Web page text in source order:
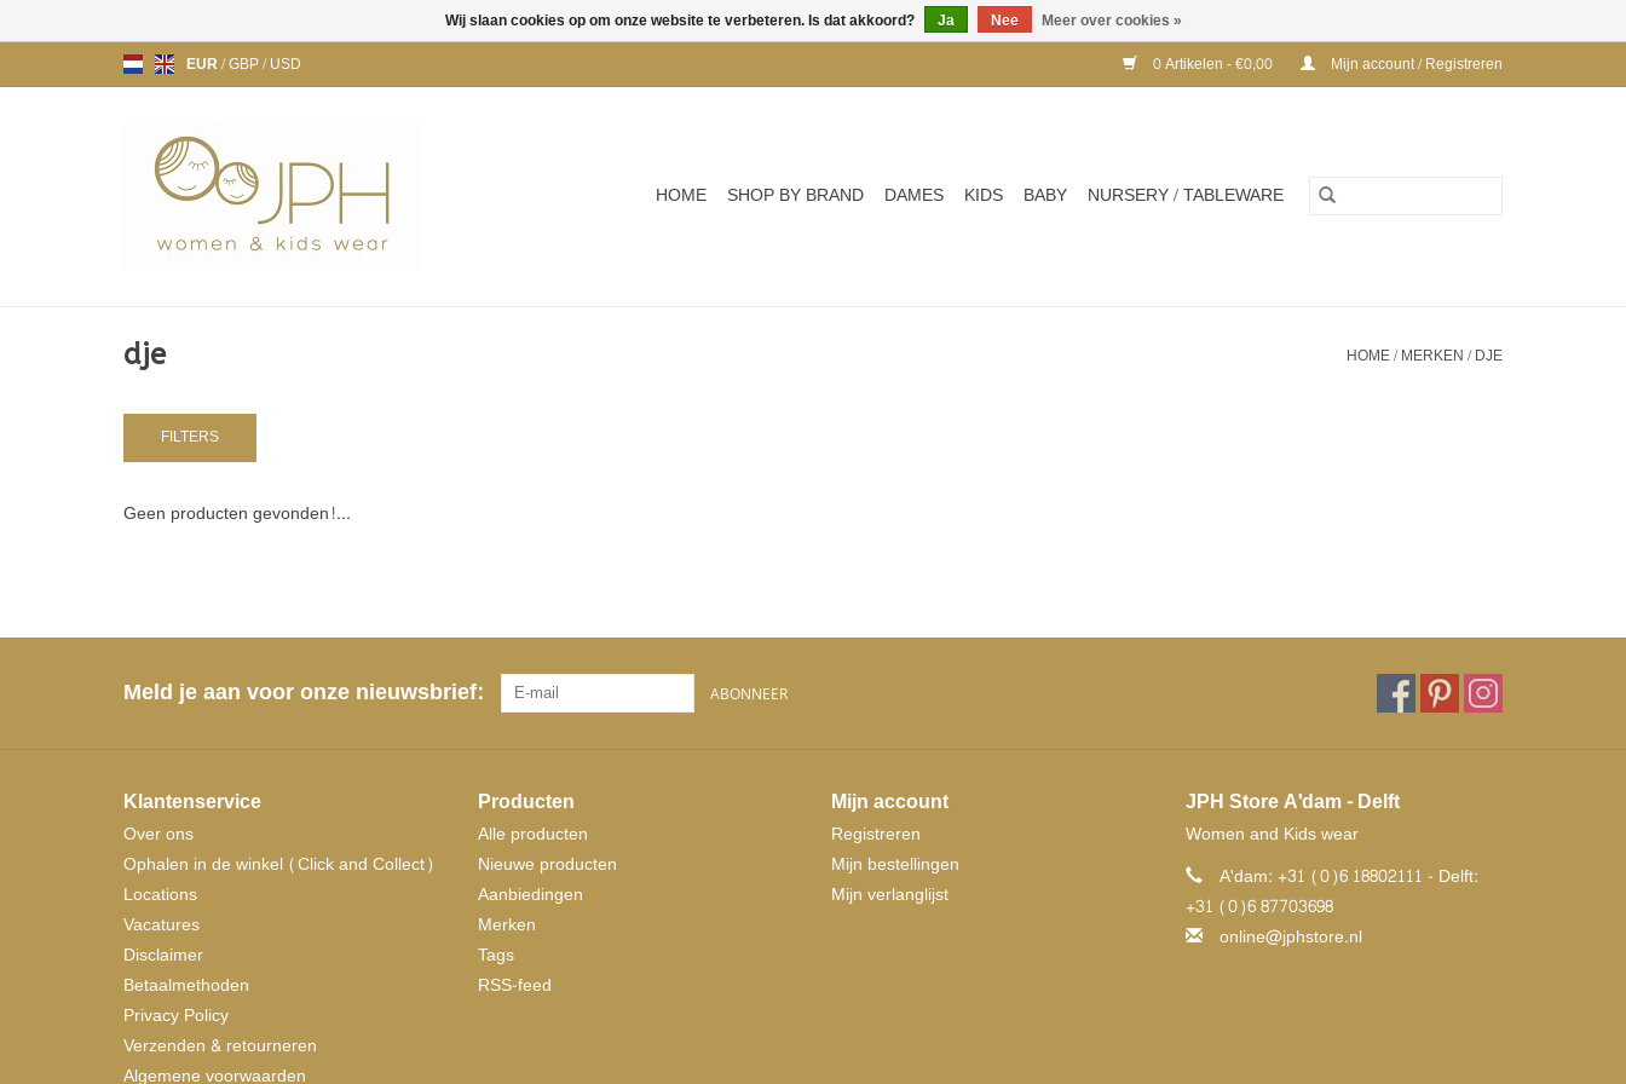
EUR/GBP/USD 0 Artikelen - €0,00 Mijn account / Registreren
HOME SHOP BY BRAND DAMES KIDS BABY NURSERY / TABLEWARE
dje HOME/MERKEN/DJE
FILTERS
Geen producten gevonden!...
Meld je aan voor onze nieuwsbrief: ABONNEER
Klantenservice
Over ons
Ophalen in de winkel (Click and Collect)
Locations
Vacatures
Disclaimer
Betaalmethoden
Privacy Policy
Verzenden & retourneren
Algemene voorwaarden
Producten
Alle producten
Nieuwe producten
Aanbiedingen
Merken
Tags
RSS-feed
Mijn account
Registreren
Mijn bestellingen
Mijn verlanglijst
JPH Store A'dam - Delft
Women and Kids wear
A'dam: +31 (0)6 18802111 - Delft:
+31 (0)6 87703698
online@jphstore.nl
Wij slaan cookies op om onze website te verbeteren. Is dat akkoord? Ja Nee Meer over cookies »